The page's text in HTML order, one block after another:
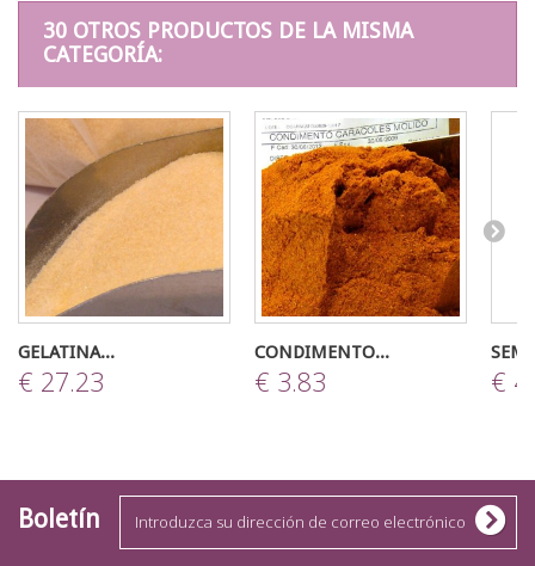
30 OTROS PRODUCTOS DE LA MISMA
CATEGORÍA:
GELATINA...
€ 27.23
CONDIMENTO...
€ 3.83 €
Boletín